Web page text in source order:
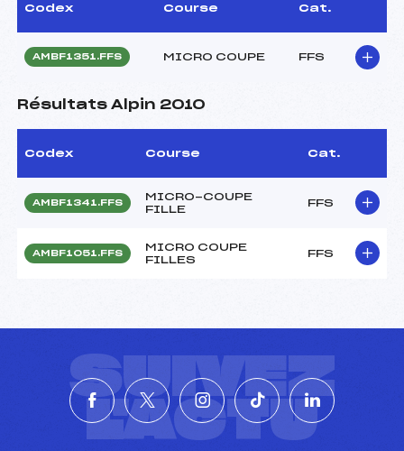
Codex Course Cat.
AMBF1351.FFS MICRO COUPE FFS
Résultats Alpin 2010
Codex Course Cat.
AMBF1341.FFS
MICRO-COUPE
FILLE
FFS
AMBF1051.FFS
MICRO COUPE
FILLES
FFS
SUIVEZ
L'ACTU